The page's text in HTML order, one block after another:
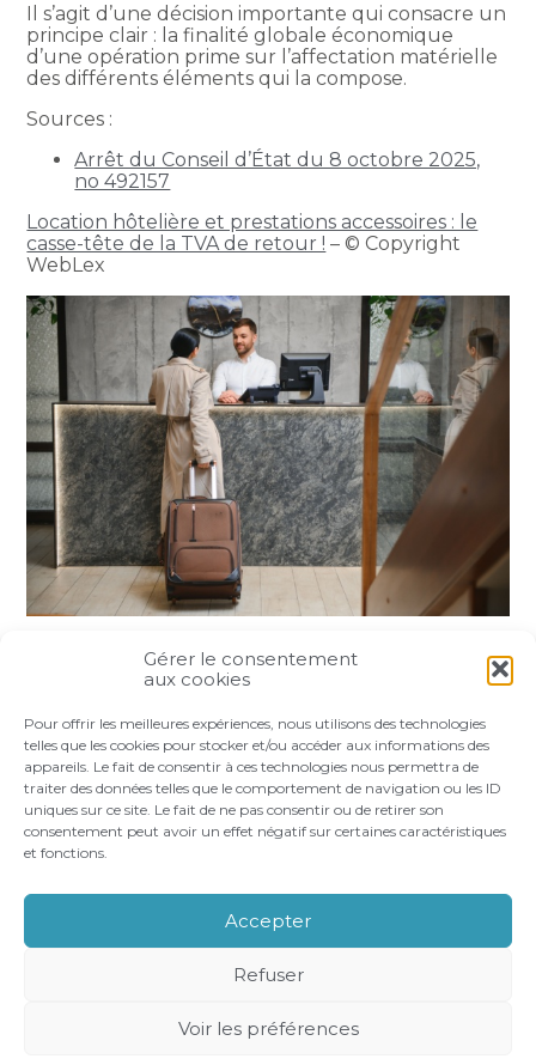
Gérer le consentement
aux cookies
Pour offrir les meilleures expériences, nous utilisons des technologies
telles que les cookies pour stocker et/ou accéder aux informations des
appareils. Le fait de consentir à ces technologies nous permettra de
traiter des données telles que le comportement de navigation ou les ID
uniques sur ce site. Le fait de ne pas consentir ou de retirer son
consentement peut avoir un effet négatif sur certaines caractéristiques
et fonctions.
Accepter
Refuser
Voir les préférences
Il s’agit d’une décision importante qui consacre un
principe clair : la finalité globale économique
d’une opération prime sur l’affectation matérielle
des différents éléments qui la compose.
Sources :
Arrêt du Conseil d’État du 8 octobre 2025,
no 492157
Location hôtelière et prestations accessoires : le
casse-tête de la TVA de retour ! – © Copyright
WebLex
FaceBook
TwitterLinkedIn
Principale
NOS ACCOMPAGNEMENTS
CONTACT
MENTIONS LÉGALES